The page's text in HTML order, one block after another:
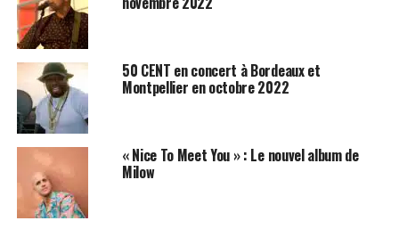
50 CENT en concert à Bordeaux et
Montpellier en octobre 2022
« Nice To Meet You » : Le nouvel album de
Milow